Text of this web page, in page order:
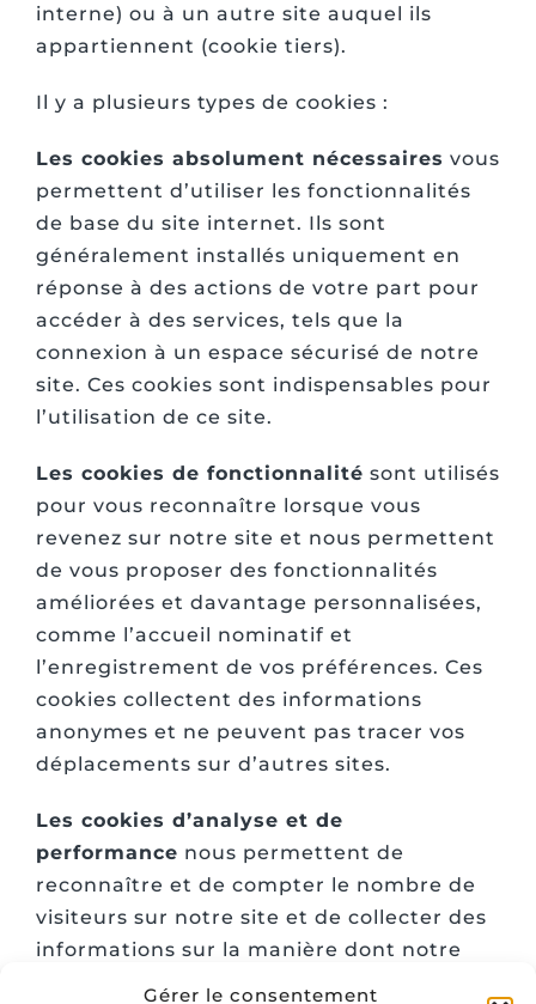
Gérer le consentement
interne) ou à un autre site auquel ils
appartiennent (cookie tiers).
Il y a plusieurs types de cookies :
Les cookies absolument nécessaires vous
permettent d’utiliser les fonctionnalités
de base du site internet. Ils sont
généralement installés uniquement en
réponse à des actions de votre part pour
accéder à des services, tels que la
connexion à un espace sécurisé de notre
site. Ces cookies sont indispensables pour
l’utilisation de ce site.
Les cookies de fonctionnalité sont utilisés
pour vous reconnaître lorsque vous
revenez sur notre site et nous permettent
de vous proposer des fonctionnalités
améliorées et davantage personnalisées,
comme l’accueil nominatif et
l’enregistrement de vos préférences. Ces
cookies collectent des informations
anonymes et ne peuvent pas tracer vos
déplacements sur d’autres sites.
Les cookies d’analyse et de
performance nous permettent de
reconnaître et de compter le nombre de
visiteurs sur notre site et de collecter des
informations sur la manière dont notre